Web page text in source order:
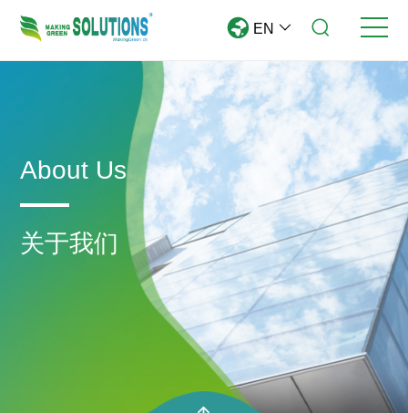
EN
About Us
关于我们